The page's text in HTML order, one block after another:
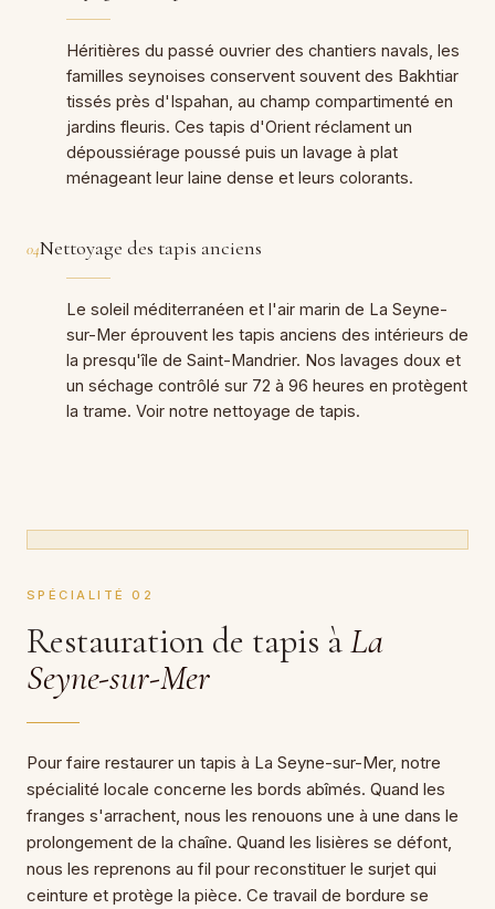
Héritières du passé ouvrier des chantiers navals, les
familles seynoises conservent souvent des Bakhtiar
tissés près d'Ispahan, au champ compartimenté en
jardins fleuris. Ces tapis d'Orient réclament un
dépoussiérage poussé puis un lavage à plat
ménageant leur laine dense et leurs colorants.
04Nettoyage des tapis anciens
Le soleil méditerranéen et l'air marin de La Seyne-
sur-Mer éprouvent les tapis anciens des intérieurs de
la presqu'île de Saint-Mandrier. Nos lavages doux et
un séchage contrôlé sur 72 à 96 heures en protègent
la trame. Voir notre nettoyage de tapis.
SPÉCIALITÉ 02
Restauration de tapis àLa
Seyne-sur-Mer
Pour faire restaurer un tapis à La Seyne-sur-Mer, notre
spécialité locale concerne les bords abîmés. Quand les
franges s'arrachent, nous les renouons une à une dans le
prolongement de la chaîne. Quand les lisières se défont,
nous les reprenons au fil pour reconstituer le surjet qui
ceinture et protège la pièce. Ce travail de bordure se